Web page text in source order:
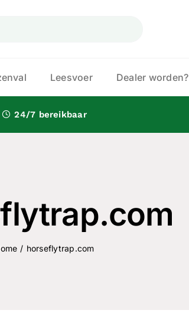
Leesvoer Dealer worden?
24/7 bereikbaar
/ horseflytrap.com